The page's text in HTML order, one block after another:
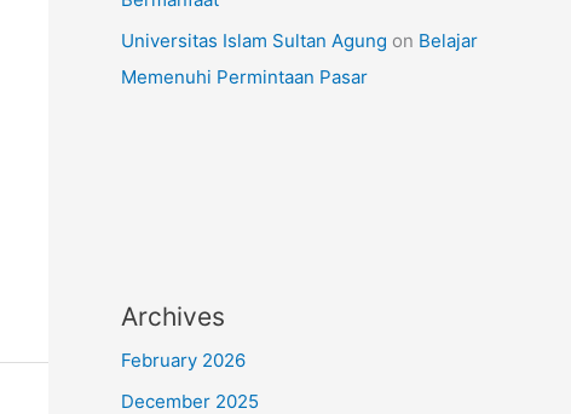
Universitas Islam Sultan Agung on Belajar
Memenuhi Permintaan Pasar
Archives
February 2026
December 2025